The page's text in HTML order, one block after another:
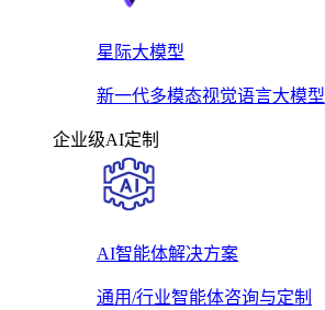
星际大模型
新一代多模态视觉语言大模型
企业级AI定制
AI智能体解决方案
通用/行业智能体咨询与定制